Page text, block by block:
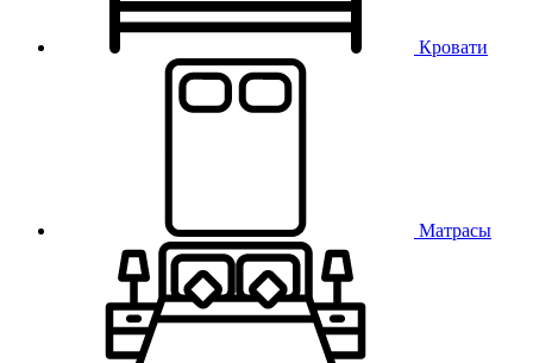
Кровати
Матрасы